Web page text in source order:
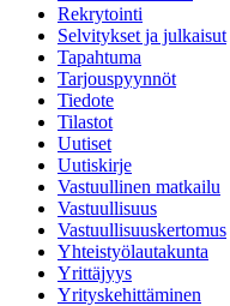
Rekrytointi
Selvitykset ja julkaisut
Tapahtuma
Tarjouspyynnöt
Tiedote
Tilastot
Uutiset
Uutiskirje
Vastuullinen matkailu
Vastuullisuus
Vastuullisuuskertomus
Yhteistyölautakunta
Yrittäjyys
Yrityskehittäminen